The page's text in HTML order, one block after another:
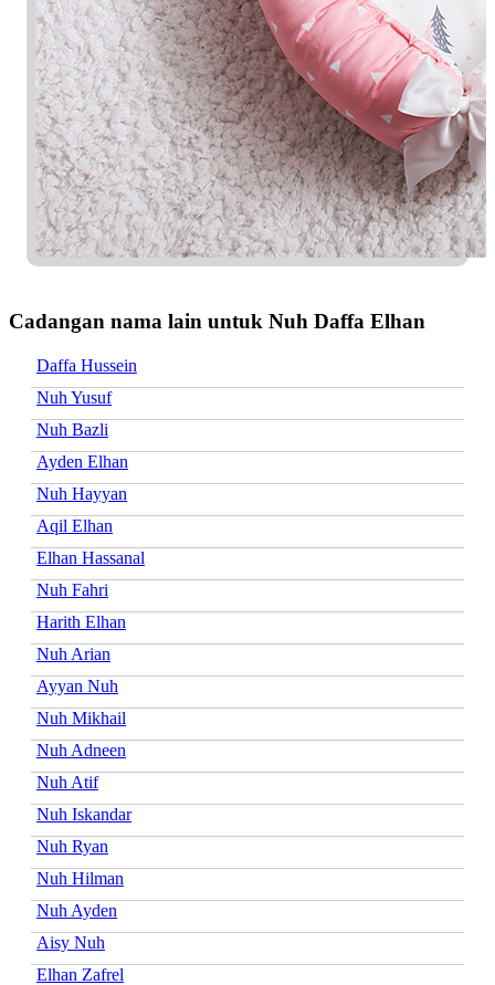
Cadangan nama lain untuk Nuh Daffa Elhan
Daffa Hussein
Nuh Yusuf
Nuh Bazli
Ayden Elhan
Nuh Hayyan
Aqil Elhan
Elhan Hassanal
Nuh Fahri
Harith Elhan
Nuh Arian
Ayyan Nuh
Nuh Mikhail
Nuh Adneen
Nuh Atif
Nuh Iskandar
Nuh Ryan
Nuh Hilman
Nuh Ayden
Aisy Nuh
Elhan Zafrel